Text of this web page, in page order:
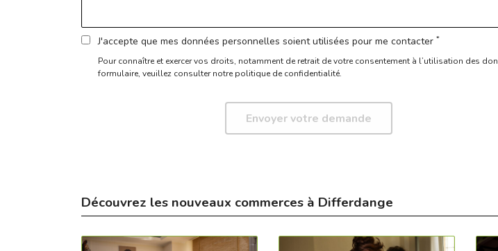
J'accepte que mes données personnelles soient utilisées pour me contacter *
Pour connaître et exercer vos droits, notamment de retrait de votre consentement à l’utilisation des
formulaire, veuillez consulter notre politique de confidentialité.
Découvrez les nouveaux commerces à Differdange